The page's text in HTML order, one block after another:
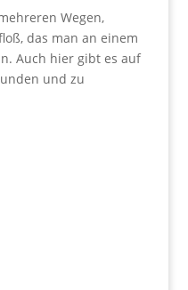
Wegen,
das man an einem
Auch hier gibt es auf
und zu